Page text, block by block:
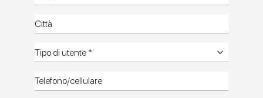
Miniature Aroma
IL MINIBRICK IN GRES PORCELLANATO CHE
Fotoambienti HD FotoMinimali HD